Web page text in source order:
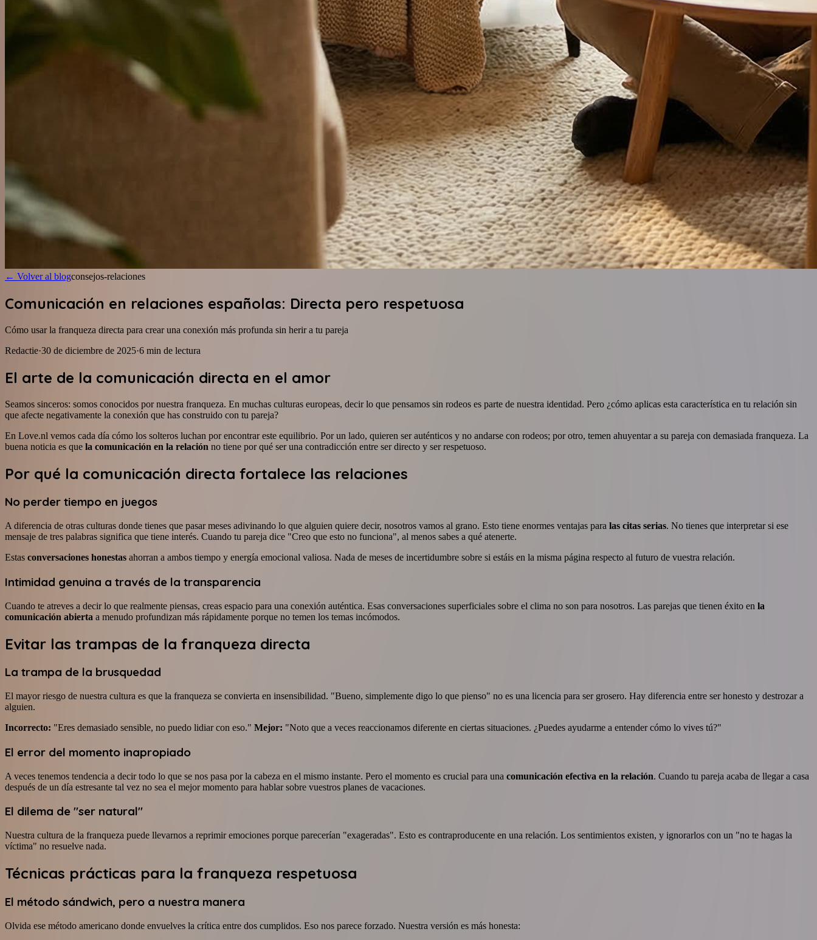
← Volver al blogconsejos-relaciones
Comunicación en relaciones españolas: Directa pero respetuosa
Cómo usar la franqueza directa para crear una conexión más profunda sin herir a tu pareja
Redactie·30 de diciembre de 2025·6 min de lectura
El arte de la comunicación directa en el amor
Seamos sinceros: somos conocidos por nuestra franqueza. En muchas culturas europeas, decir lo que pensamos sin rodeos es parte de nuestra identidad. Pero ¿cómo aplicas esta característica en tu relación sin
que afecte negativamente la conexión que has construido con tu pareja?
En Love.nl vemos cada día cómo los solteros luchan por encontrar este equilibrio. Por un lado, quieren ser auténticos y no andarse con rodeos; por otro, temen ahuyentar a su pareja con demasiada franqueza. La
buena noticia es que la comunicación en la relación no tiene por qué ser una contradicción entre ser directo y ser respetuoso.
Por qué la comunicación directa fortalece las relaciones
No perder tiempo en juegos
A diferencia de otras culturas donde tienes que pasar meses adivinando lo que alguien quiere decir, nosotros vamos al grano. Esto tiene enormes ventajas para las citas serias. No tienes que interpretar si ese
mensaje de tres palabras significa que tiene interés. Cuando tu pareja dice "Creo que esto no funciona", al menos sabes a qué atenerte.
Estas conversaciones honestas ahorran a ambos tiempo y energía emocional valiosa. Nada de meses de incertidumbre sobre si estáis en la misma página respecto al futuro de vuestra relación.
Intimidad genuina a través de la transparencia
Cuando te atreves a decir lo que realmente piensas, creas espacio para una conexión auténtica. Esas conversaciones superficiales sobre el clima no son para nosotros. Las parejas que tienen éxito en la
comunicación abierta a menudo profundizan más rápidamente porque no temen los temas incómodos.
Evitar las trampas de la franqueza directa
La trampa de la brusquedad
El mayor riesgo de nuestra cultura es que la franqueza se convierta en insensibilidad. "Bueno, simplemente digo lo que pienso" no es una licencia para ser grosero. Hay diferencia entre ser honesto y destrozar a
alguien.
Incorrecto: "Eres demasiado sensible, no puedo lidiar con eso." Mejor: "Noto que a veces reaccionamos diferente en ciertas situaciones. ¿Puedes ayudarme a entender cómo lo vives tú?"
El error del momento inapropiado
A veces tenemos tendencia a decir todo lo que se nos pasa por la cabeza en el mismo instante. Pero el momento es crucial para una comunicación efectiva en la relación. Cuando tu pareja acaba de llegar a casa
después de un día estresante tal vez no sea el mejor momento para hablar sobre vuestros planes de vacaciones.
El dilema de "ser natural"
Nuestra cultura de la franqueza puede llevarnos a reprimir emociones porque parecerían "exageradas". Esto es contraproducente en una relación. Los sentimientos existen, y ignorarlos con un "no te hagas la
víctima" no resuelve nada.
Técnicas prácticas para la franqueza respetuosa
El método sándwich, pero a nuestra manera
Olvida ese método americano donde envuelves la crítica entre dos cumplidos. Eso nos parece forzado. Nuestra versión es más honesta: